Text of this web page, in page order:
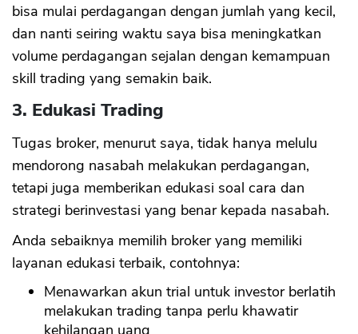
bisa mulai perdagangan dengan jumlah yang kecil,
dan nanti seiring waktu saya bisa meningkatkan
volume perdagangan sejalan dengan kemampuan
skill trading yang semakin baik.
3. Edukasi Trading
Tugas broker, menurut saya, tidak hanya melulu
mendorong nasabah melakukan perdagangan,
tetapi juga memberikan edukasi soal cara dan
strategi berinvestasi yang benar kepada nasabah.
Anda sebaiknya memilih broker yang memiliki
layanan edukasi terbaik, contohnya:
Menawarkan akun trial untuk investor berlatih
melakukan trading tanpa perlu khawatir